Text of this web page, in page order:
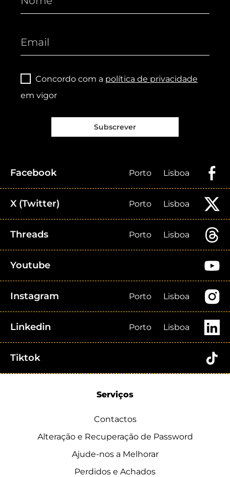
Concordo com a política de privacidade
em vigor
Subscrever
Facebook Porto Lisboa
X (Twitter) Porto Lisboa
Threads Porto Lisboa
Youtube
Instagram Porto Lisboa
Linkedin Porto Lisboa
Tiktok
Serviços
Contactos
Alteração e Recuperação de Password
Ajude-nos a Melhorar
Perdidos e Achados